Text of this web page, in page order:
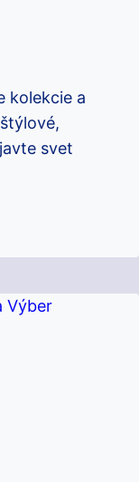
kolekcie a
svet